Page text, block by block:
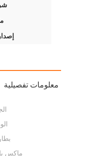
معلومات تفصيلية
ماكس